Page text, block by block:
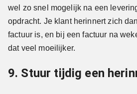
wel zo snel mogelijk na een
opdracht. Je klant herinnert zich
factuur is, en bij een factuur na
dat veel moeilijker.
9. Stuur tijdig een